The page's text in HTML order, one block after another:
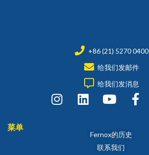
+86 (21) 5270 0400
给我们发邮件
给我们发消息
菜单
Fernox的历史
联系我们